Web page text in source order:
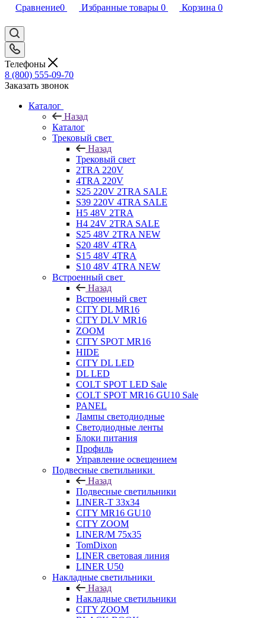
Сравнение0 Избранные товары 0 Корзина 0
Телефоны
8 (800) 555-09-70
Заказать звонок
Каталог
Назад
Каталог
Трековый свет
Назад
Трековый свет
2TRA 220V
4TRA 220V
S25 220V 2TRA SALE
S39 220V 4TRA SALE
H5 48V 2TRA
H4 24V 2TRA SALE
S25 48V 2TRA NEW
S20 48V 4TRA
S15 48V 4TRA
S10 48V 4TRA NEW
Встроенный свет
Назад
Встроенный свет
CITY DL MR16
CITY DLV MR16
ZOOM
CITY SPOT MR16
HIDE
CITY DL LED
DL LED
COLT SPOT LED Sale
COLT SPOT MR16 GU10 Sale
PANEL
Лампы светодиодные
Светодиодные ленты
Блоки питания
Профиль
Управление освещением
Подвесные светильники
Назад
Подвесные светильники
LINER-T 33x34
CITY MR16 GU10
CITY ZOOM
LINER/M 75х35
TomDixon
LINER световая линия
LINER U50
Накладные светильники
Назад
Накладные светильники
CITY ZOOM